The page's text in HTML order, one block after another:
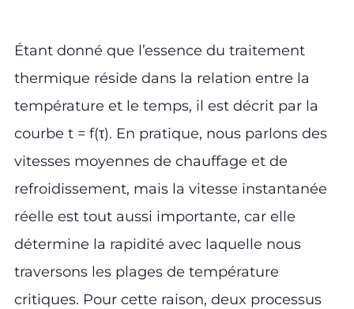
Étant donné que l’essence du traitement
thermique réside dans la relation entre la
température et le temps, il est décrit par la
courbe t = f(τ). En pratique, nous parlons des
vitesses moyennes de chauffage et de
refroidissement, mais la vitesse instantanée
réelle est tout aussi importante, car elle
détermine la rapidité avec laquelle nous
traversons les plages de température
critiques. Pour cette raison, deux processus